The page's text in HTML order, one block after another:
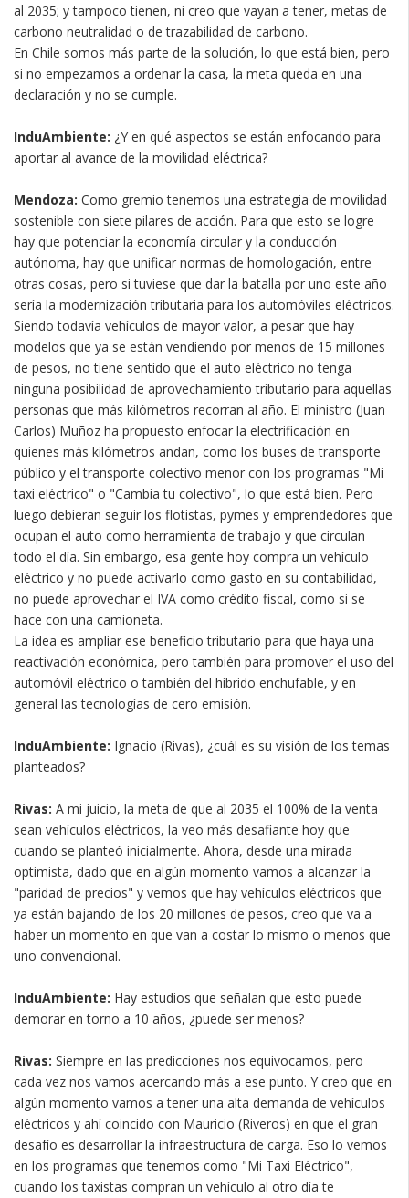
al 2035; y tampoco tienen, ni creo que vayan a tener, metas de
carbono neutralidad o de trazabilidad de carbono.
En Chile somos más parte de la solución, lo que está bien, pero
si no empezamos a ordenar la casa, la meta queda en una
declaración y no se cumple.
InduAmbiente: ¿Y en qué aspectos se están enfocando para
aportar al avance de la movilidad eléctrica?
Mendoza: Como gremio tenemos una estrategia de movilidad
sostenible con siete pilares de acción. Para que esto se logre
hay que potenciar la economía circular y la conducción
autónoma, hay que unificar normas de homologación, entre
otras cosas, pero si tuviese que dar la batalla por uno este año
sería la modernización tributaria para los automóviles eléctricos.
Siendo todavía vehículos de mayor valor, a pesar que hay
modelos que ya se están vendiendo por menos de 15 millones
de pesos, no tiene sentido que el auto eléctrico no tenga
ninguna posibilidad de aprovechamiento tributario para aquellas
personas que más kilómetros recorran al año. El ministro (Juan
Carlos) Muñoz ha propuesto enfocar la electrificación en
quienes más kilómetros andan, como los buses de transporte
público y el transporte colectivo menor con los programas "Mi
taxi eléctrico" o "Cambia tu colectivo", lo que está bien. Pero
luego debieran seguir los flotistas, pymes y emprendedores que
ocupan el auto como herramienta de trabajo y que circulan
todo el día. Sin embargo, esa gente hoy compra un vehículo
eléctrico y no puede activarlo como gasto en su contabilidad,
no puede aprovechar el IVA como crédito fiscal, como si se
hace con una camioneta.
La idea es ampliar ese beneficio tributario para que haya una
reactivación económica, pero también para promover el uso del
automóvil eléctrico o también del híbrido enchufable, y en
general las tecnologías de cero emisión.
InduAmbiente: Ignacio (Rivas), ¿cuál es su visión de los temas
planteados?
Rivas: A mi juicio, la meta de que al 2035 el 100% de la venta
sean vehículos eléctricos, la veo más desafiante hoy que
cuando se planteó inicialmente. Ahora, desde una mirada
optimista, dado que en algún momento vamos a alcanzar la
"paridad de precios" y vemos que hay vehículos eléctricos que
ya están bajando de los 20 millones de pesos, creo que va a
haber un momento en que van a costar lo mismo o menos que
uno convencional.
InduAmbiente: Hay estudios que señalan que esto puede
demorar en torno a 10 años, ¿puede ser menos?
Rivas: Siempre en las predicciones nos equivocamos, pero
cada vez nos vamos acercando más a ese punto. Y creo que en
algún momento vamos a tener una alta demanda de vehículos
eléctricos y ahí coincido con Mauricio (Riveros) en que el gran
desafío es desarrollar la infraestructura de carga. Eso lo vemos
en los programas que tenemos como "Mi Taxi Eléctrico",
cuando los taxistas compran un vehículo al otro día te